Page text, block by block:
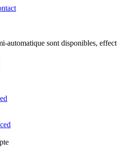
automatique sont disponibles,